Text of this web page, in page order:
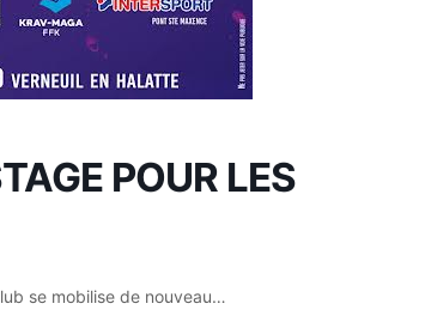
POUR LES
se mobilise de nouveau…